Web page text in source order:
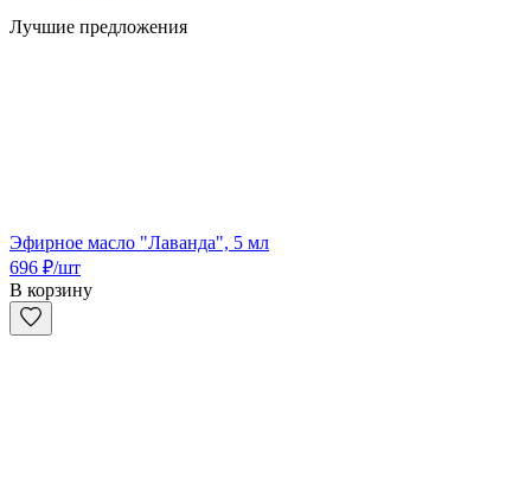
Лучшие предложения
Эфирное масло "Лаванда", 5 мл
696 ₽/шт
В корзину